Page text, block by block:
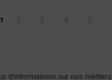
1 2 3 4 5
d'informations sur nos